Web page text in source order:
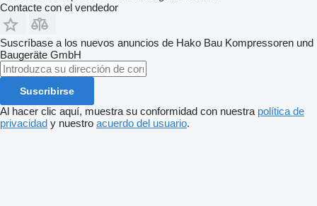
Contacte con el vendedor
Suscríbase a los nuevos anuncios de Hako Bau Kompressoren und
Baugeräte GmbH
Suscribirse
Al hacer clic aquí, muestra su conformidad con nuestra política de
privacidad y nuestro acuerdo del usuario.